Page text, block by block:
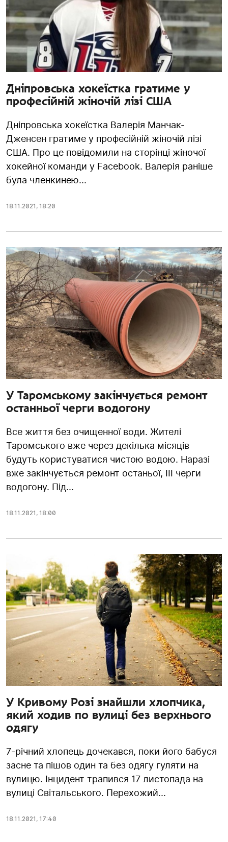
Дніпровська хокеїстка гратиме у
професійній жіночій лізі США
Дніпровська хокеїстка Валерія Манчак-
Дженсен гратиме у професійній жіночій лізі
США. Про це повідомили на сторінці жіночої
хокейної команди у Facebook. Валерія раніше
була членкинею...
18.11.2021 , 18:20
У Таромському закінчується ремонт
останньої черги водогону
Все життя без очищенної води. Жителі
Таромського вже через декілька місяців
будуть користуватися чистою водою. Наразі
вже закінчується ремонт останьої, ІІІ черги
водогону. Під...
18.11.2021 , 18:00
У Кривому Розі знайшли хлопчика,
який ходив по вулиці без верхнього
одягу
7-річний хлопець дочекався, поки його бабуся
засне та пішов один та без одягу гуляти на
вулицю. Інцидент трапився 17 листопада на
вулиці Світальського. Перехожий...
18.11.2021 , 17:40